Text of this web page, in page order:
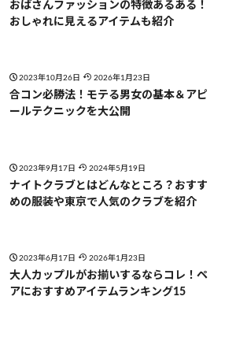
おばさんファッションの特徴あるある！
おしゃれに見えるアイテムも紹介
2023年10月26日 2026年1月23日
合コン必勝法！モテる男女の基本＆アピ
ールテクニックを大公開
2023年9月17日 2024年5月19日
ナイトクラブとはどんなところ？おすす
めの服装や東京で人気のクラブを紹介
2023年6月17日 2026年1月23日
大人カップルがお揃いするならコレ！ペ
アにおすすめアイテムランキング15